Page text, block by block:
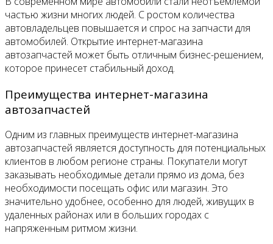
частью жизни многих людей. С ростом количества
автовладельцев повышается и спрос на запчасти для
автомобилей. Открытие интернет-магазина
автозапчастей может быть отличным бизнес-решением,
которое принесет стабильный доход.
Преимущества интернет-магазина
автозапчастей
Одним из главных преимуществ интернет-магазина
автозапчастей является доступность для потенциальных
клиентов в любом регионе страны. Покупатели могут
заказывать необходимые детали прямо из дома, без
необходимости посещать офис или магазин. Это
значительно удобнее, особенно для людей, живущих в
удаленных районах или в больших городах с
напряженным ритмом жизни.